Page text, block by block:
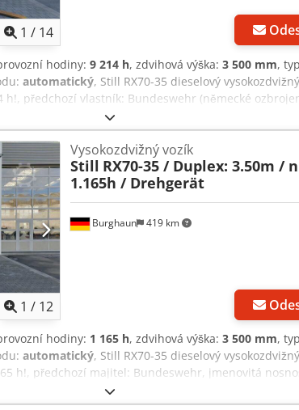
1 / 14
hodiny: 9 214 h, zdvihová výška: 3 500 mm,
automatický, Still RX70-35 dieselový
h!, předchozí vlastník: Bundeswehr (německé
duplexní stožár, dvojitá kola na přední nápravě, délka
uzavřená kabina, dieselový motor [30 kW/41 k],
Chjdpfxozpdkis Agvsa Na vyžádání Vám
(tel.) Vám rád poradí. Další informace naleznete
vyhrazeny! Kabina, možnost pronájmu = Další
pana Tobiase Eberta.
1 / 12
Burghaun 419 km
Vysokozdvižný vozík
Still RX70-35 / Duplex: 3.50m /
1.165h / Drehgerät
hodiny: 1 165 h, zdvihová výška: 3 500 mm,
automatický, Still RX70-35 dieselový
h!, předchozí majitel: Bundeswehr, jmenovitá
stožár, hydraulický boční posuv, otočné zařízení, 3.
/ 41 HP], délka vidlic: 1 800 mm, hmotnost: 4 921